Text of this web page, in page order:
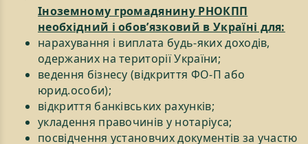
Іноземному громадянину РНОКПП
необхідний і обов’язковий в Україні для:
нарахування і виплата будь-яких доходів,
одержаних на території України;
ведення бізнесу (відкриття ФО-П або
юрид.особи);
відкриття банківських рахунків;
укладення правочинів у нотаріуса;
посвідчення установчих документів за участю